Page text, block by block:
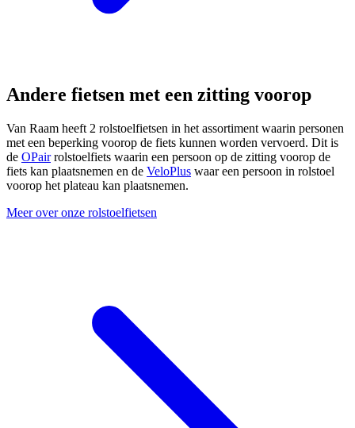
Andere fietsen met een zitting voorop
Van Raam heeft 2 rolstoelfietsen in het assortiment waarin personen
met een beperking voorop de fiets kunnen worden vervoerd. Dit is
de OPairrolstoelfiets waarin een persoon op de zitting voorop de
fiets kan plaatsnemen en de VeloPlus waar een persoon in rolstoel
voorop het plateau kan plaatsnemen.
Meer over onze rolstoelfietsen